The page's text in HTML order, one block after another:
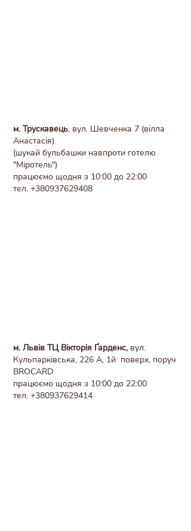
м. Трускавець, вул. Шевченка 7 (вілла
Анастасія)
(шукай бульбашки навпроти готелю
"Міротель")
працюємо щодня з 10:00 до 22:00
тел. +380937629408
м. Львів ТЦ Вікторія Ґарденс, вул.
Кульпарківська, 226 А, 1й поверх, поруч
BROCARD
працюємо щодня з 10:00 до 22:00
тел. +380937629414